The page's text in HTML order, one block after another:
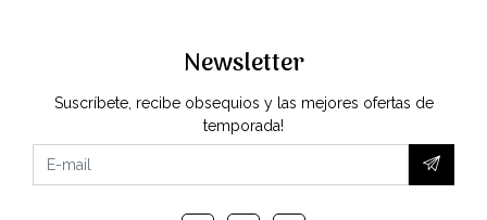
Newsletter
Suscríbete, recibe obsequios y las mejores ofertas de
temporada!